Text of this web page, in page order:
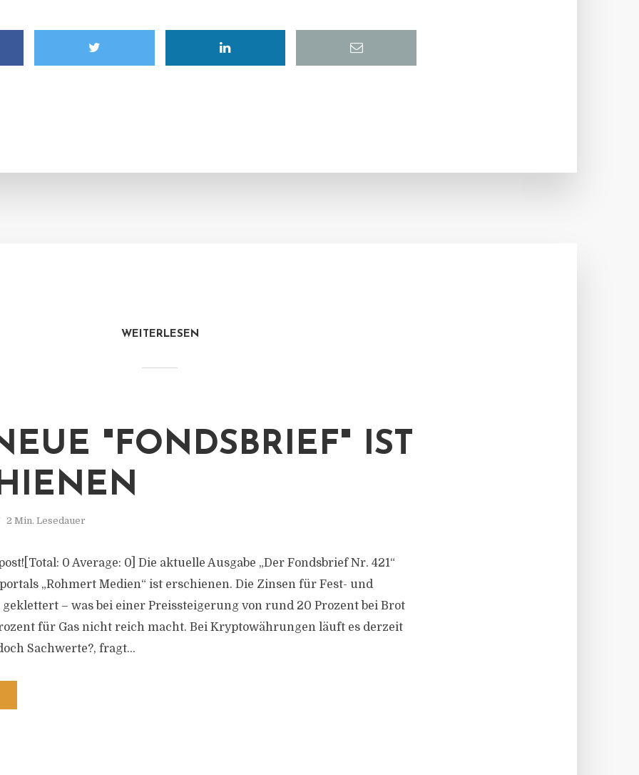
WEITERLESEN
"FONDSBRIEF" IST
2 Min. Lesedauer
0 Average: 0] Die aktuelle Ausgabe „Der Fondsbrief Nr. 421“
„Rohmert Medien“ ist erschienen. Die Zinsen für Fest- und
geklettert – was bei einer Preissteigerung von rund 20 Prozent bei Brot
für Gas nicht reich macht. Bei Kryptowährungen läuft es derzeit
Sachwerte?, fragt...